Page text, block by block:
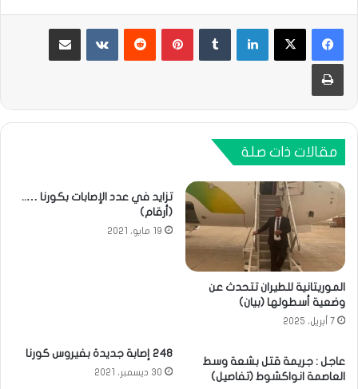
لينكدإن بينتيريست مشاركة عبر البريد
طباعة
مقالات ذات صلة
الموريتانية للطيران تتحدث عن
وضعية أسطولها (بيان)
7 أبريل، 2025
تزايد في عدد الإصابات بكورنا …..
(أرقام)
19 مايو، 2021
عاجل : جريمة قتل بشعة وسط
العاصمة انواكشوط (تفاصيل)
248 إصابة جديدة بفيروس كورنا
30 ديسمبر، 2021